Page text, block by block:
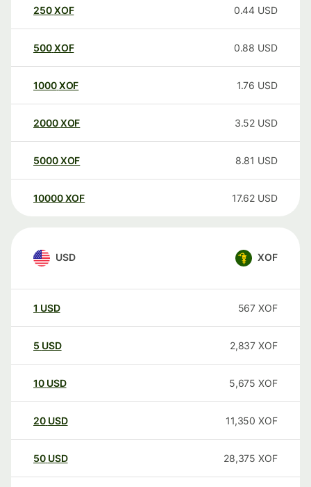
250XOF 0.44 USD
500XOF 0.88 USD
1000XOF 1.76 USD
2000XOF 3.52 USD
5000XOF 8.81 USD
10000 XOF 17.62 USD
USD XOF
1 USD 567 XOF
5 USD 2,837 XOF
10 USD 5,675 XOF
20 USD 11,350 XOF
50 USD 28,375 XOF